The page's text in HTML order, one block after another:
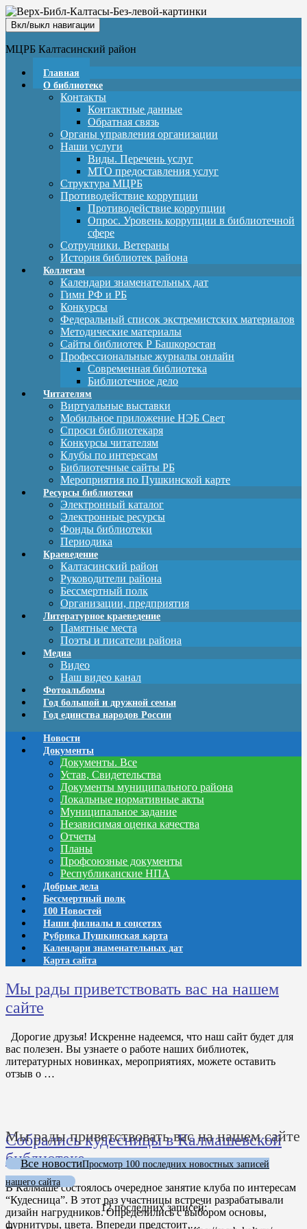
Вкл/выкл навигации
МЦРБ Калтасинский район
Главная
О библиотеке
Контакты
Контактные данные
Обратная связь
Органы управления организации
Наши услуги
Виды. Перечень услуг
МТО предоставления услуг
Структура МЦРБ
Противодействие коррупции
Противодействие коррупции
Опрос. Уровень коррупции в библиотечной
сфере
Сотрудники. Ветераны
История библиотек района
Коллегам
Календари знаменательных дат
Гимн РФ и РБ
Конкурсы
Федеральный список экстремистских материалов
Методические материалы
Сайты библиотек Р Башкоростан
Профессиональные журналы онлайн
Современная библиотека
Библиотечное дело
Читателям
Виртуальные выставки
Мобильное приложение НЭБ Свет
Спроси библиотекаря
Конкурсы читателям
Клубы по интересам
Библиотечные сайты РБ
Мероприятия по Пушкинской карте
Ресурсы библиотеки
Электронный каталог
Электронные ресурсы
Фонды библиотеки
Периодика
Краеведение
Калтасинский район
Руководители района
Бессмертный полк
Организации, предприятия
Литературное краеведение
Памятные места
Поэты и писатели района
Медиа
Видео
Наш видео канал
Фотоальбомы
Год большой и дружной семьи
Год единства народов России
Новости
Документы
Документы. Все
Устав, Свидетельства
Документы муниципального района
Локальные нормативные акты
Муниципальное задание
Независимая оценка качества
Отчеты
Планы
Профсоюзные документы
Республиканские НПА
Добрые дела
Бессмертный полк
100 Новостей
Наши филиалы в соцсетях
Рубрика Пушкинская карта
Календари знаменательных дат
Карта сайта
Мы рады приветствовать вас на нашем
сайте
Дорогие друзья! Искренне надеемся, что наш сайт будет для
вас полезен. Вы узнаете о работе наших библиотек,
литературных новинках, мероприятиях, можете оставить
отзыв о …
Собрались кудесницы в Калмашевской
библиотеке
В Калмаше состоялось очередное занятие клуба по интересам
“Кудесница”. В этот раз участницы встречи разрабатывали
дизайн нагрудников. Определились с выбором основы,
фурнитуры, цвета. Впереди предстоит …
Мы рады приветствовать вас на нашем сайте
Все новостиПросмотр 100 последних новостных записей
нашего сайта
12 последних записей: